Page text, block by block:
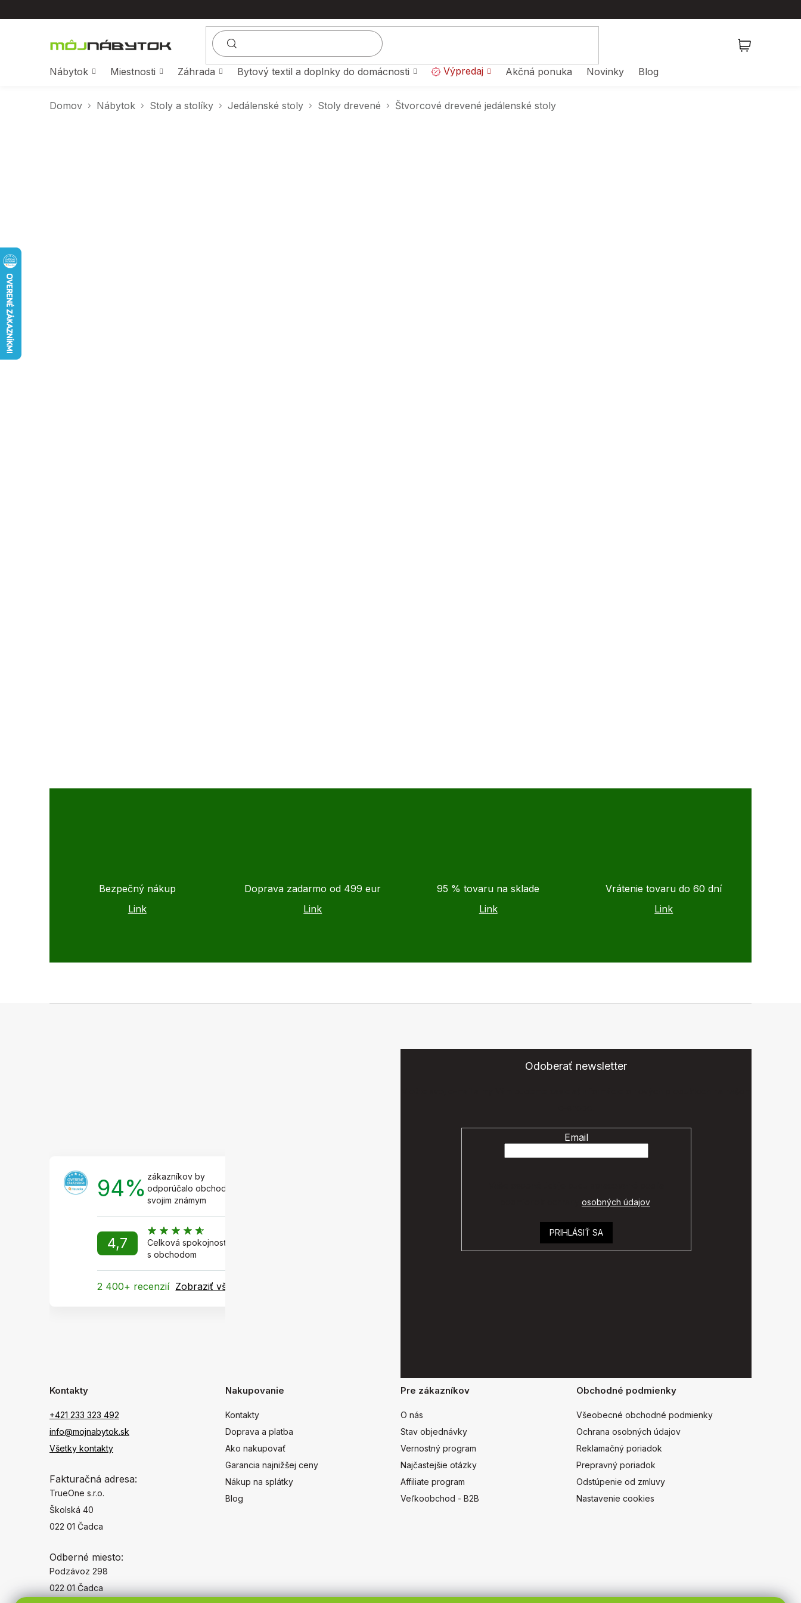
na
Nábytok
Miestnosti Záhrada Bytový textil a doplnky do domácnosti Výpredaj Akčná ponuka Novinky Blog
Domov Nábytok Stoly a stolíky Jedálenské stoly Stoly drevené Štvorcové drevené jedálenské stoly
Bezpečný nákup
Link
Doprava zadarmo od 499 eur
Link
95 % tovaru na sklade
Link
Vrátenie tovaru do 60 dní
Link
94% zákazníkov by
odporúčalo obchod
svojim známym
4,7
Celková spokojnosť
s obchodom
2 400+ recenzií Zobraziť všetky
Odoberať newsletter
Email
osobných údajov
PRIHLÁSIŤ SA
Kontakty
+421 233 323 492
info@mojnabytok.sk
Všetky kontakty
Fakturačná adresa:
TrueOne s.r.o.
Školská 40
022 01 Čadca
Odberné miesto:
Podzávoz 298
022 01 Čadca
Nakupovanie
Kontakty
Doprava a platba
Ako nakupovať
Garancia najnižšej ceny
Nákup na splátky
Blog
Pre zákazníkov
O nás
Stav objednávky
Vernostný program
Najčastejšie otázky
Affiliate program
Veľkoobchod - B2B
Obchodné podmienky
Všeobecné obchodné podmienky
Ochrana osobných údajov
Reklamačný poriadok
Prepravný poriadok
Odstúpenie od zmluvy
Nastavenie cookies